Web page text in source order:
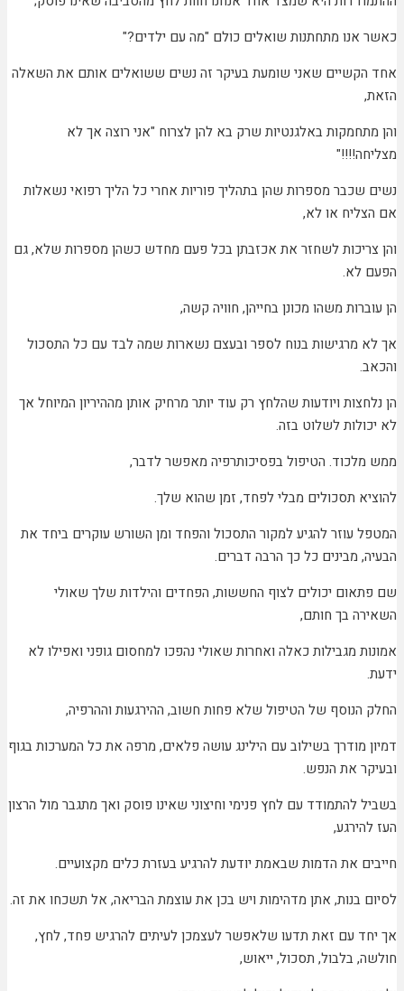
כאשר אנו מתחתנות שואלים כולם "מה עם ילדים?"
אחד הקשיים שאני שומעת בעיקר זה נשים ששואלים אותם את השאלה
הזאת,
והן מתחמקות באלגנטיות שרק בא להן לצרוח "אני רוצה אך לא
מצליחה!!!!"
נשים שכבר מספרות שהן בתהליך פוריות אחרי כל הליך רפואי נשאלות
אם הצליח או לא,
והן צריכות לשחזר את אכזבתן בכל פעם מחדש כשהן מספרות שלא, גם
הפעם לא.
הן עוברות משהו מכונן בחייהן, חוויה קשה,
אך לא מרגישות בנוח לספר ובעצם נשארות שמה לבד עם כל התסכול
והכאב.
הן נלחצות ויודעות שהלחץ רק עוד יותר מרחיק אותן מההיריון המיוחל אך
לא יכולות לשלוט בזה.
ממש מלכוד. הטיפול בפסיכותרפיה מאפשר לדבר,
להוציא תסכולים מבלי לפחד, זמן שהוא שלך.
המטפל עוזר להגיע למקור התסכול והפחד ומן השורש עוקרים ביחד את
הבעיה, מבינים כל כך הרבה דברים.
שם פתאום יכולים לצוף החששות, הפחדים והילדות שלך שאולי
השאירה בך חותם,
אמונות מגבילות כאלה ואחרות שאולי נהפכו למחסום גופני ואפילו לא
ידעת.
החלק הנוסף של הטיפול שלא פחות חשוב, ההירגעות וההרפיה,
דמיון מודרך בשילוב עם הילינג עושה פלאים, מרפה את כל המערכות בגוף
ובעיקר את הנפש.
בשביל להתמודד עם לחץ פנימי וחיצוני שאינו פוסק ואך מתגבר מול הרצון
העז להירגע,
חייבים את הדמות שבאמת יודעת להרגיע בעזרת כלים מקצועיים.
לסיום בנות, אתן מדהימות ויש בכן את עוצמת הבריאה, אל תשכחו את זה.
אך יחד עם זאת תדעו שלאפשר לעצמכן לעיתים להרגיש פחד, לחץ,
חולשה, בלבול, תסכול, ייאוש,